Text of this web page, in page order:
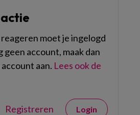
moet je ingelogd
geen account, maak dan
aan. Lees ook de
Registreren Login